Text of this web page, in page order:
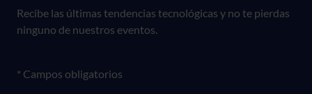
Recibe las últimas tendencias tecnológicas y no te pierdas
ninguno de nuestros eventos.
Formulario newsletter
* Campos obligatorios